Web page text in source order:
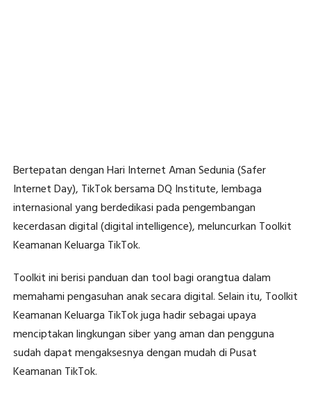
Bertepatan dengan Hari Internet Aman Sedunia (Safer
Internet Day), TikTok bersama DQ Institute, lembaga
internasional yang berdedikasi pada pengembangan
kecerdasan digital (digital intelligence), meluncurkan Toolkit
Keamanan Keluarga TikTok.
Toolkit ini berisi panduan dan tool bagi orangtua dalam
memahami pengasuhan anak secara digital. Selain itu, Toolkit
Keamanan Keluarga TikTok juga hadir sebagai upaya
menciptakan lingkungan siber yang aman dan pengguna
sudah dapat mengaksesnya dengan mudah di Pusat
Keamanan TikTok.